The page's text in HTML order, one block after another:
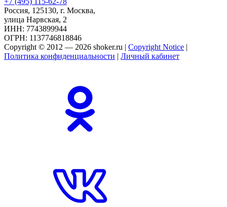
Россия, 125130, г. Москва,
улица Нарвская, 2
ИНН: 7743899944
ОГРН: 1137746818846
Copyright © 2012 — 2026 shoker.ru | Copyright Notice |
Политика конфиденциальности | Личный кабинет